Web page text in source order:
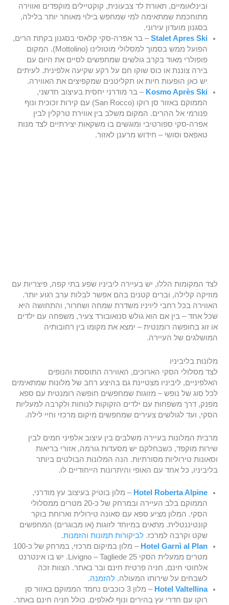
ובינלאומיים, תאורת לד צבעונית, קוקטיילים מוקפדים ואווירה
מתוחכמת שמתאימה למי שמחפש בילוי מאוחר יותר בלילה,
בסגנון מועדון עירוני.
Stalet Apres Ski– בר אפרה-סקי קלאסי בסגנון בקתת הרים,
הפועל ממש בסמוך למסלולי מוטולינו (Mottolino). המקום
פופולרי מאוד בקרב גולשים שמחפשים לסיים את היום עם
בירה צוננת או כוס שוקו חם על רקע שקיעה אלפינית. לעיתים
יש כאן הופעות חיות או תקליטנים שמקפיצים את האווירה.
Kosmo Après Ski – בר מודרני יחסית בעיצוב חדשני,
הממוקם באזור סן רוקו (San Rocco) עם קירות זכוכית ונוף
פנורמי אל ההרים. המקום משלב בין אווירת טרקלין לבין
אפרה-סקי ספורטיבי ומוגשים בו משקאות יצירתיים לצד מנות
טאפאס וסושי – חידוש מרענן לאזור.
לצד המקומות הללו, יש בעיירה ליביניו שפע בתי קפה, פיצריות עם
מוזיקה קלילה, וברים קטנים בהם אפשר לבלות ערב רגוע יותר.
האווירה בכל רחבי ליויניו משדרת שמחה ושחרור, והתחושה היא
שכל אחד – בין אם הוא גולש סנואובורד צעיר, משפחה עם ילדים
או זוג בחופשה רומנטית – ימצא את מקומו בין רחובותיה
המושלגים של העיירה.
מלונות בליביניו
לצד מסלולי הסקי הארוכים, האווירה התוססת והנופים
האלפיניים, ליביניו מצטיינת גם בהיצע רחב של מלונות שמתאימים
לכל סוג של נופש – מזוגות שמחפשים חופשה רומנטית עם ספא
מפנק, דרך משפחות עם ילדים הזקוקות לנוחות ולקרבה למעליות
הסקי, ועד לגולשים צעירים שמחפשים מיקום מרכזי וחיי לילה.
מרבית המלונות בעיירה משלבים בין עיצוב אלפיני חמים לבין
שירות מוקפד, כשבחלקם יש מסעדות גורמה, אזורי בריאות
וסאונות טירוליות מסורתיות. הנה המלונות הבולטים ביותר
בליביניו, כל אחד עם האופי והיתרונות הייחודיים לו.
Hotel Roberta Alpine – מלון בוטיק בעיצוב עץ מודרני,
הממוקם בלב העיירה ובמרחק של כ-20 מטרים ממסלולי
הסקי. המלון מציע ספא עם סאונה טירולית וארוחת בוקר
קונטיננטלית. מתאים במיוחד לזוגות (או מבוגרים) המחפשים
שקט וקרבה למרכז.לביקורות תמונות והזמנות.
Hotel Garnì al Plan
– מלון במיקום מרכזי, במרחק של כ-100
מטרים ממעלית הסקי 25 Livigno – Tagliede. יש בו אינטרנט
אלחוטי חינם, חניה פרטית חינם ובר באתר. הצוות זכה
לשבחים על שירותו המעולה.להזמנה.
Hotel Valtellina
– מלון 3 כוכבים נחמד הממוקם באזור סן
רוקו עם חדרי עץ בהירים ונוף לאלפים. כולל חניה חינם באתר.